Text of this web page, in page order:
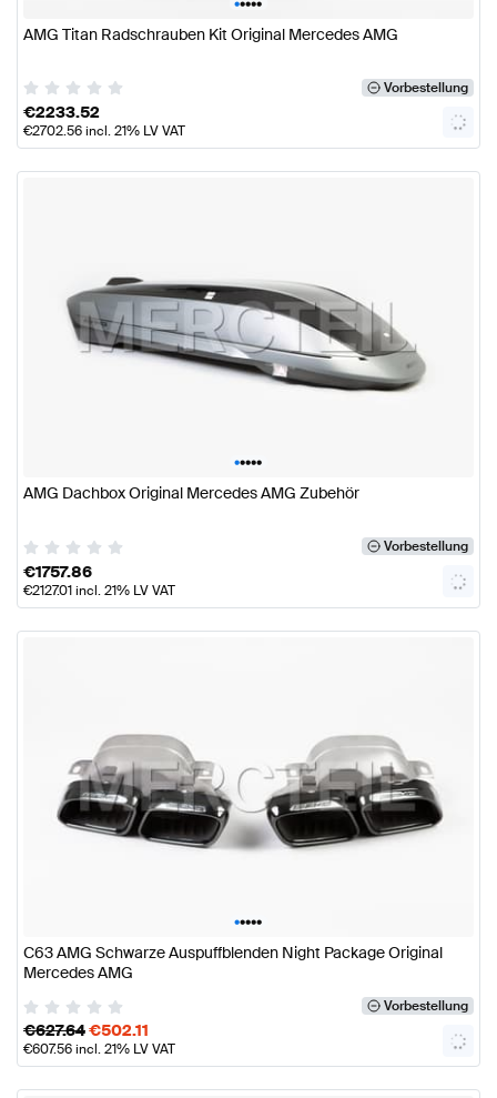
AMG Titan Radschrauben Kit Original Mercedes AMG
Vorbestellung
€2233.52
€2702.56incl. 21% LV VAT
•••••
AMG Dachbox Original Mercedes AMG Zubehör
Vorbestellung
€1757.86
€2127.01incl. 21% LV VAT
•••••
C63 AMG Schwarze Auspuffblenden Night Package Original
Mercedes AMG
Vorbestellung
€627.64€502.11
€607.56incl. 21% LV VAT